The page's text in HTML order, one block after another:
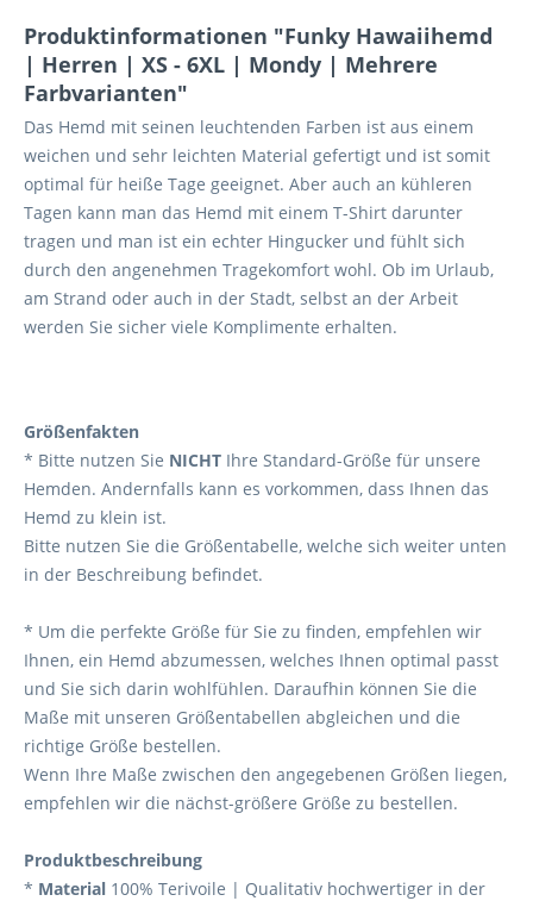
Produktinformationen "Funky Hawaiihemd
| Herren | XS - 6XL | Mondy | Mehrere
Farbvarianten"
Das Hemd mit seinen leuchtenden Farben ist aus einem
weichen und sehr leichten Material gefertigt und ist somit
optimal für heiße Tage geeignet. Aber auch an kühleren
Tagen kann man das Hemd mit einem T-Shirt darunter
tragen und man ist ein echter Hingucker und fühlt sich
durch den angenehmen Tragekomfort wohl. Ob im Urlaub,
am Strand oder auch in der Stadt, selbst an der Arbeit
werden Sie sicher viele Komplimente erhalten.
Größenfakten
* Bitte nutzen Sie NICHT Ihre Standard-Größe für unsere
Hemden. Andernfalls kann es vorkommen, dass Ihnen das
Hemd zu klein ist.
Bitte nutzen Sie die Größentabelle, welche sich weiter unten
in der Beschreibung befindet.
* Um die perfekte Größe für Sie zu finden, empfehlen wir
Ihnen, ein Hemd abzumessen, welches Ihnen optimal passt
und Sie sich darin wohlfühlen. Daraufhin können Sie die
Maße mit unseren Größentabellen abgleichen und die
richtige Größe bestellen.
Wenn Ihre Maße zwischen den angegebenen Größen liegen,
empfehlen wir die nächst-größere Größe zu bestellen.
Produktbeschreibung
* Material 100% Terivoile | Qualitativ hochwertiger in der